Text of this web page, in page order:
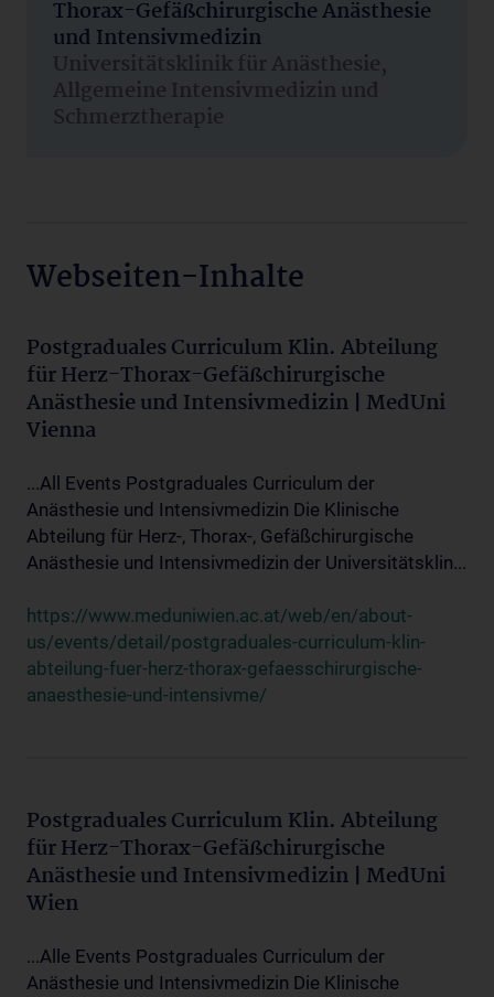
Thorax-Gefäßchirurgische Anästhesie
und Intensivmedizin
Universitätsklinik für Anästhesie,
Allgemeine Intensivmedizin und
Schmerztherapie
Webseiten-Inhalte
Postgraduales Curriculum Klin. Abteilung
für Herz-Thorax-Gefäßchirurgische
Anästhesie und Intensivmedizin | MedUni
Vienna
...All Events Postgraduales Curriculum der
Anästhesie und Intensivmedizin Die Klinische
Abteilung für Herz-, Thorax-, Gefäßchirurgische
Anästhesie und Intensivmedizin der Universitätsklin...
https://www.meduniwien.ac.at/web/en/about-
us/events/detail/postgraduales-curriculum-klin-
abteilung-fuer-herz-thorax-gefaesschirurgische-
anaesthesie-und-intensivme/
Postgraduales Curriculum Klin. Abteilung
für Herz-Thorax-Gefäßchirurgische
Anästhesie und Intensivmedizin | MedUni
Wien
...Alle Events Postgraduales Curriculum der
Anästhesie und Intensivmedizin Die Klinische